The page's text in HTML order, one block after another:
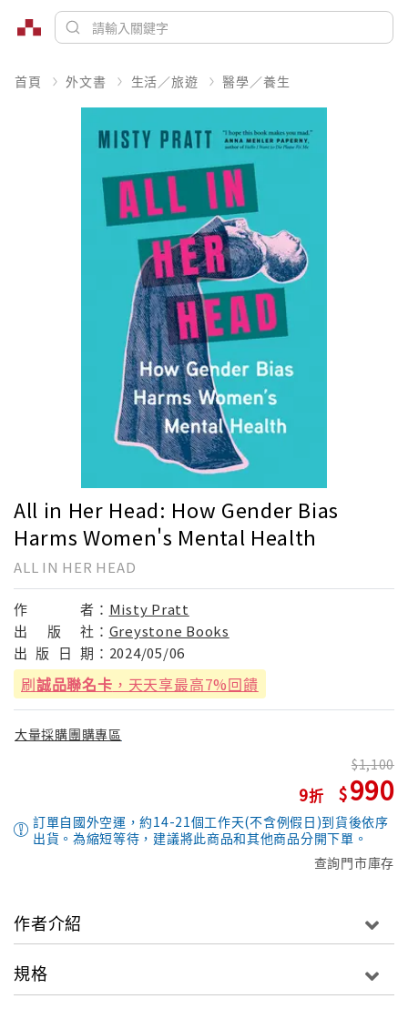
首頁 外文書 生活／旅遊 醫學／養生
All in Her Head: How Gender Bias
Harms Women's Mental Health
ALL IN HER HEAD
作 者： Misty Pratt
出
版 社： Greystone Books
出 版 日 期： 2024/05/06
刷誠品聯名卡 ，天天享最高7%回饋
大量採購團購專區
9
1,100
990
訂單自國外空運，約14-21個工作天(不含例假日)到貨後依序
出貨。為縮短等待，建議將此商品和其他商品分開下單。
查詢門市庫存
作者介紹
規格